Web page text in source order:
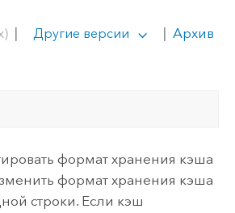
| Другие версии | Архив
формат хранения кэша
формат хранения кэша
строки. Если кэш